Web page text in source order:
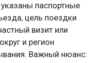
паспортные
цель поездки
визит или
и регион
Важный нюанс: